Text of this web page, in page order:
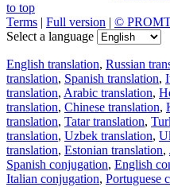
to top
Terms | Full version | ©
Select a language
English translation, Russian
translation, Spanish translation,
translation, Arabic translation,
translation, Chinese translation,
translation, Tatar translation,
translation, Uzbek translation,
translation, Estonian translation,
Spanish conjugation, English
Italian conjugation, Portuguese